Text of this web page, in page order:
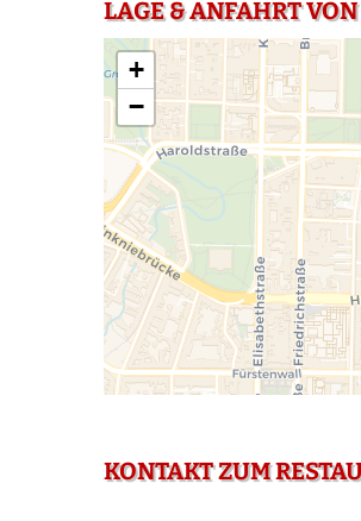
LAGE & ANFAHRT
+
−
KONTAKT ZUM